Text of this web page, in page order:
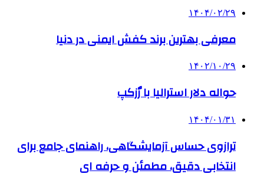
۱۴۰۴/۰۲/۲۹
معرفی بهترین برند کفش ایمنی در دنیا
۱۴۰۲/۱۰/۲۹
حواله دلار استرالیا با رٌزکپ
۱۴۰۴/۰۱/۳۱
ترازوی حساس آزمایشگاهی، راهنمای جامع برای
انتخابی دقیق، مطمئن و حرفه ای